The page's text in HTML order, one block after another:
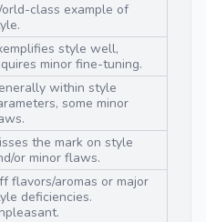
class example of
style well,
minor fine-tuning.
within style
some minor
the mark on style
or minor flaws.
flavors/aromas or major
deficiencies.